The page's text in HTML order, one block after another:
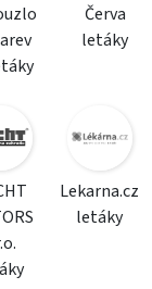
Červa
letáky
Lekarna.cz
letáky